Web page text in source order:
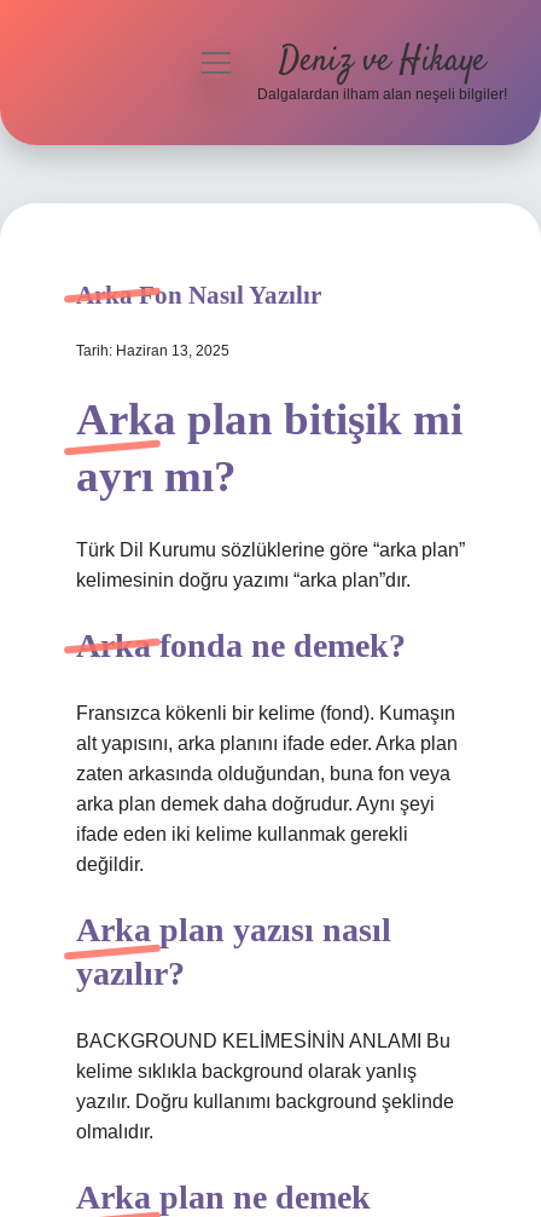
Hakkımızda
menüyü
Deniz ve Hikaye
Dalgalardan ilham alan neşeli bilgiler!
Arka Fon Nasıl Yazılır
Tarih: Haziran 13, 2025
Arka plan bitişik mi
ayrı mı?
Türk Dil Kurumu sözlüklerine göre “arka plan”
kelimesinin doğru yazımı “arka plan”dır.
Arka fonda ne demek?
Fransızca kökenli bir kelime (fond). Kumaşın
alt yapısını, arka planını ifade eder. Arka plan
zaten arkasında olduğundan, buna fon veya
arka plan demek daha doğrudur. Aynı şeyi
ifade eden iki kelime kullanmak gerekli
değildir.
Arka plan yazısı nasıl
yazılır?
BACKGROUND KELİMESİNİN ANLAMI Bu
kelime sıklıkla background olarak yanlış
yazılır. Doğru kullanımı background şeklinde
olmalıdır.
Arka plan ne demek